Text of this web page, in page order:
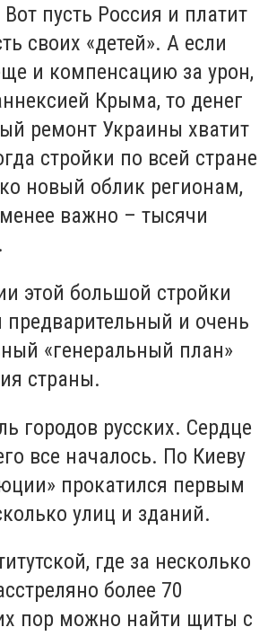
пусть Россия и платит
своих «детей». А если
и компенсацию за урон,
Крыма, то денег
ремонт Украины хватит
стройки по всей стране
новый облик регионам,
важно – тысячи
этой большой стройки
и очень
«генеральный план»
страны.
городов русских. Сердце
все началось. По Киеву
прокатился первым
улиц и зданий.
где за несколько
более 70
пор можно найти щиты с